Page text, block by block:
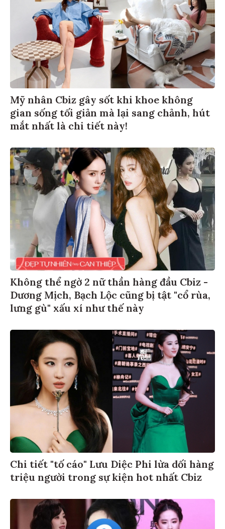
Mỹ nhân Cbiz gây sốt khi khoe không
gian sống tối giản mà lại sang chảnh, hút
mắt nhất là chi tiết này!
Không thể ngờ 2 nữ thần hàng đầu Cbiz -
Dương Mịch, Bạch Lộc cũng bị tật "cổ rùa,
lưng gù" xấu xí như thế này
Chi tiết "tố cáo" Lưu Diệc Phi lừa dối hàng
triệu người trong sự kiện hot nhất Cbiz